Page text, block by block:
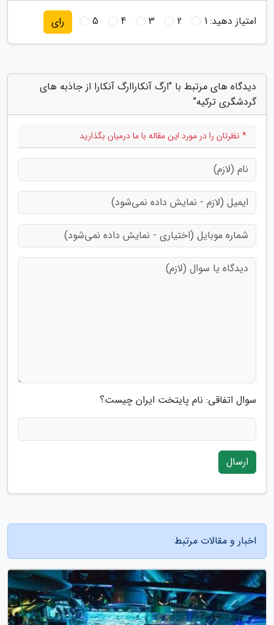
امتیاز دهید:1
2
3
4
5 رای
دیدگاه های مرتبط با "ارگ آنکاراارگ آنکارا از جاذبه های
گردشگری ترکیه"
* نظرتان را در مورد این مقاله با ما درمیان بگذارید
سوال اتفاقی: نام پایتخت ایران چیست؟
ارسال
اخبار و مقالات مرتبط